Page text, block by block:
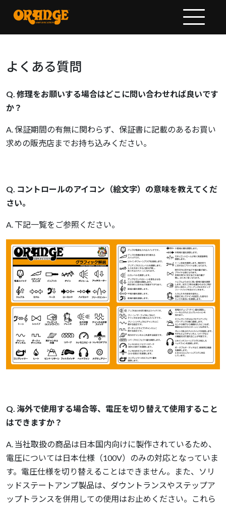
よくある質問
Q. 修理をお願いする場合はどこに問い合わせれば良いです
か？
A. 保証期間の有無に関わらず、保証書に記載のあるお買い
求めの販売店までお持ち込みください。
Q. コントロールのアイコン（絵文字）の意味を教えてくだ
さい。
A. 下記一覧をご参照ください。
Q. 海外で使用する場合等、電圧を切り替えて使用すること
はできますか？
A. 当社取扱の商品は日本国内向けに製作されているため、
電圧については日本仕様（100V）のみの対応となっていま
す。電圧仕様を切り替えることはできません。また、ソリ
ッドステートアンプ製品は、ダウントランスやステップア
ップトランスを併用しての使用はお止めください。これら